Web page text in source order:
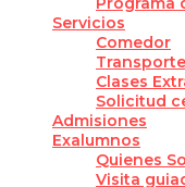
Servicios
Comedor
Transporte
Clases
Solicitud
Admisiones
Exalumnos
Quienes
Visita